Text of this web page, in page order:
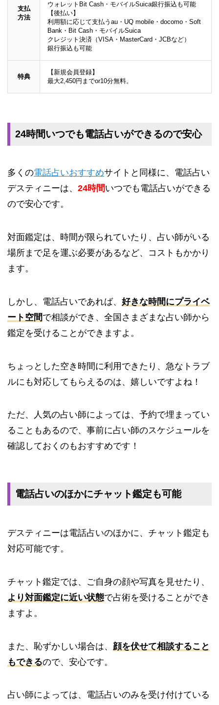
支払
方法
ウォレットBit Cash・モバイルSuica銀行振込も可能
【後払い】
利用額に応じて支払うau・UQ mobile・docomo・Soft
Bank・Bit Cash・モバイルSuica
クレジット決済（VISA・MasterCard・JCBなど）
銀行振込も可能
特典
【新規会員登録】
最大2,450円までor10分無料。
24時間いつでも電話占いができるので安心
多くの電話占いおすすめサイトと同様に、電話占い
デスティニーは、 24時間いつでも電話占いができる
ので安心です。
対面鑑定は、時間が限られていたり、占い師がいる
場所まで足を運ぶ必要があるなど、コストもかかり
ます。
しかし、電話占いであれば、 好きな時間にプライベ
ート空間で相談ができ、全国さまざまな占い師から
鑑定を受けることができますよ。
ちょっとした空き時間に利用できたり、急なトラブ
ルにも対応してもらえるのは、嬉しいですよね！
ただ、人気の占い師によっては、予約で埋まってい
ることもあるので、事前に占い師のスケジュールを
確認しておくのもおすすめです！
電話占いのほかにチャット鑑定も可能
デスティニーは電話占いのほかに、チャット鑑定も
対応可能です。
チャット鑑定では、ご自身の顔や写真を見せたり、
より対面鑑定に近い状態で占術を受けることができ
ますよ。
また、恥ずかしい場合は、 顔を伏せて相談すること
もできるので、安心です。
占い師によっては、電話占いのみを受け付けている